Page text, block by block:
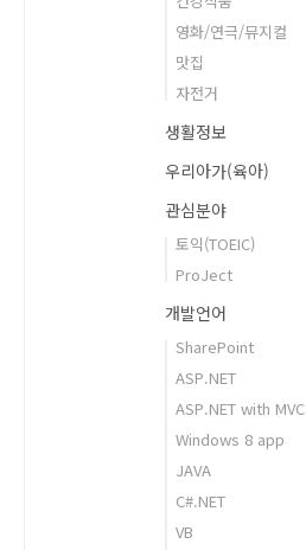
영화/연극/뮤지컬
맛집
자전거
생활정보
우리아가(육아)
관심분야
토익(TOEIC)
ProJect
개발언어
SharePoint
ASP.NET
ASP.NET with MVC
Windows 8 app
JAVA
C#.NET
VB